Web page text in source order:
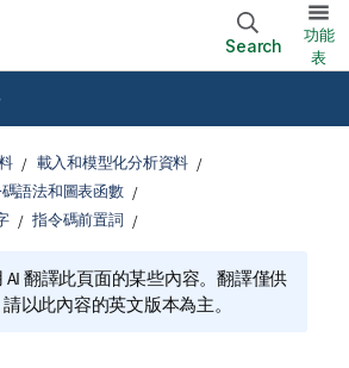
Search
功能
表
載入和模型化分析資料
語法和圖表函數
指令碼前置詞
AI 翻譯此頁面的某些內容。翻譯僅供
以此內容的英文版本為主。